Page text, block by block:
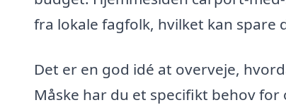
fra lokale fagfolk, hvilket kan spare
Det er en god idé at overveje,
Måske har du et specifikt behov